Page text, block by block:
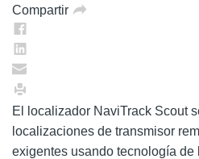
Compartir
El localizador NaviTrack Scout
localizaciones de transmisor
exigentes usando tecnología de